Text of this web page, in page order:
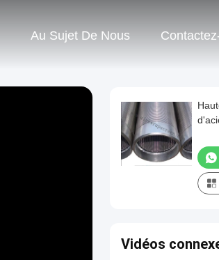
Au Sujet De Nous
Vidéos